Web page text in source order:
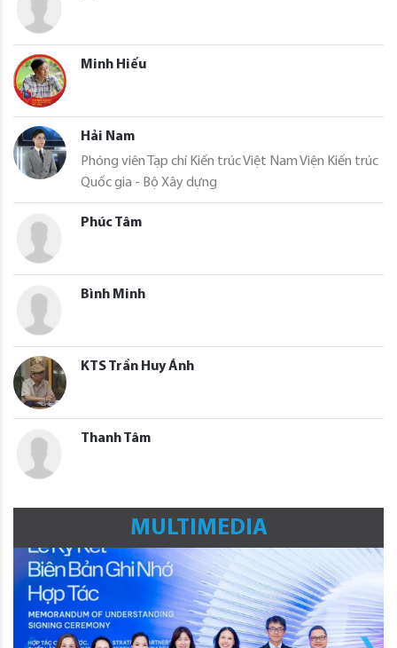
Minh Hiếu
Hải Nam
Phóng viên Tạp chí Kiến trúc Việt Nam Viện Kiến trúc
Quốc gia - Bộ Xây dựng
Phúc Tâm
Bình Minh
KTS Trần Huy Ánh
Thanh Tâm
MULTIMEDIA